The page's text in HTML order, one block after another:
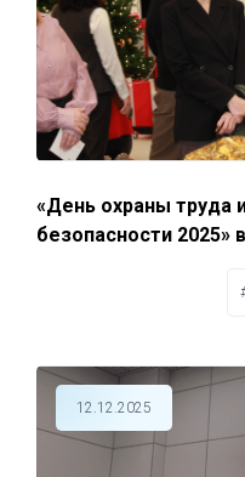
«День охраны труда
безопасности 2025»
12.12.2025